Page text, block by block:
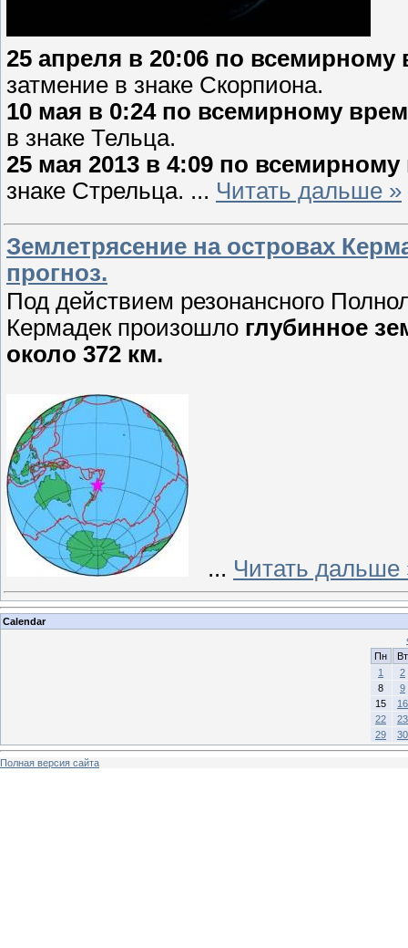
25 апреля в 20:06 по всемирному
затмение в знаке Скорпиона.
10 мая в 0:24 по всемирному
в знаке Тельца.
25 мая 2013 в 4:09 по
знаке Стрельца. ... Читать дальше »
Землетрясение на островах
прогноз.
Под действием резонансного
Кермадек произошло глубинное
около 372 км.
... Читать дальше
Calendar
Пн
Вт
1
2
8
9
15
16
22
23
29
30
Полная версия сайта